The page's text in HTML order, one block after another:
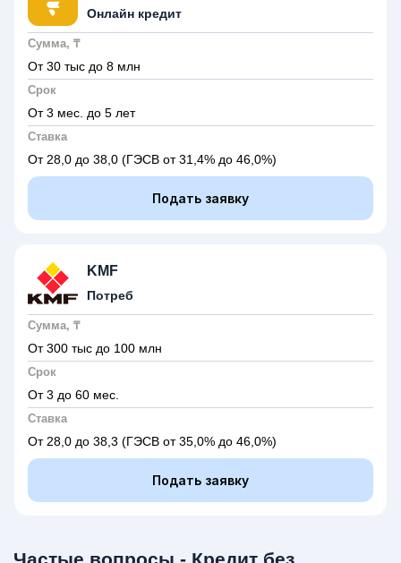
Онлайн кредит
Сумма, ₸
От 30 тыс до 8 млн
Срок
От 3 мес. до 5 лет
Ставка
От 28,0 до 38,0 (ГЭСВ от 31,4% до 46,0%)
Подать заявку
KMF
Потреб
Сумма, ₸
От 300 тыс до 100 млн
Срок
От 3 до 60 мес.
Ставка
От 28,0 до 38,3 (ГЭСВ от 35,0% до 46,0%)
Подать заявку